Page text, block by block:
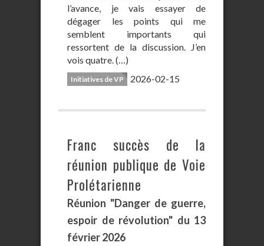
l’avance, je vais essayer de
dégager les points qui me
semblent importants qui
ressortent de la discussion. J’en
vois quatre. (…)
Initiatives de VP 2026-02-15
Franc succès de la
réunion publique de Voie
Prolétarienne
Réunion "Danger de guerre,
espoir de révolution" du 13
février 2026